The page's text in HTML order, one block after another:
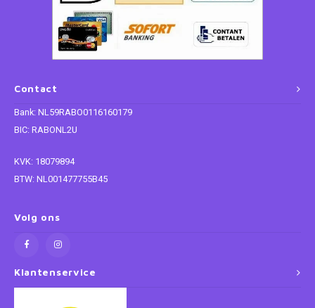
Contact
Bank: NL59RABO0116160179
BIC: RABONL2U
KVK: 18079894
BTW: NL001477755B45
Volg ons
Klantenservice